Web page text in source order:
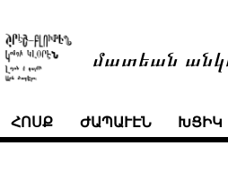
մատեան
ՀՈՍՔ ԺԱՊԱՒԷՆ ԽՑԻԿ